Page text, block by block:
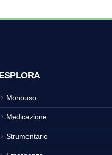
Monouso
Medicazione
Strumentario